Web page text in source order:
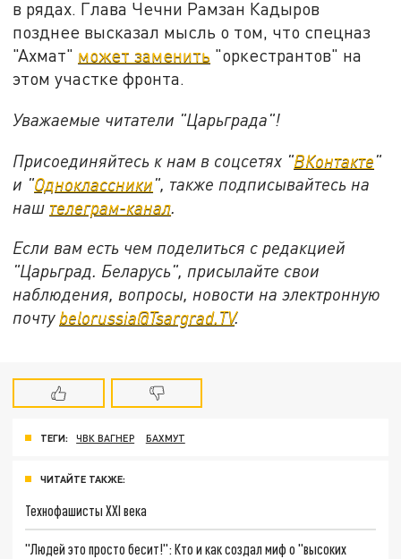
в рядах. Глава Чечни Рамзан Кадыров
позднее высказал мысль о том, что спецназ
"Ахмат" может заменить "оркестрантов" на
этом участке фронта.
Уважаемые читатели "Царьграда"!
Присоединяйтесь к нам в соцсетях "ВКонтакте"
и "Одноклассники", также подписывайтесь на
наш телеграм-канал
Если вам есть чем поделиться с редакцией
"Царьград. Беларусь", присылайте свои
наблюдения, вопросы, новости на электронную
почту belorussia@Tsargrad.TV.
ТЕГИ: ЧВК ВАГНЕР БАХМУТ
ЧИТАЙТЕ ТАКЖЕ:
Технофашисты XXI века
"Людей это просто бесит!": Кто и как создал миф о "высоких